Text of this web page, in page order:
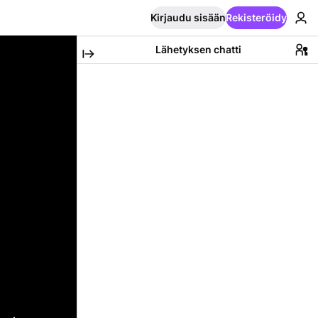
Kirjaudu sisäänRekisteröidy
Lähetyksen chatti